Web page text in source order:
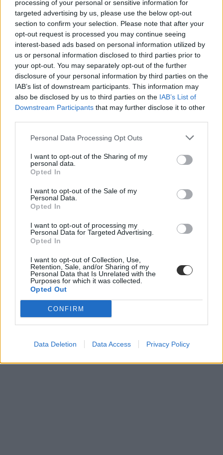
processing of your personal or sensitive information for
targeted advertising by us, please use the below opt-out
section to confirm your selection. Please note that after your
opt-out request is processed you may continue seeing
interest-based ads based on personal information utilized by
us or personal information disclosed to third parties prior to
your opt-out. You may separately opt-out of the further
disclosure of your personal information by third parties on the
IAB’s list of downstream participants. This information may
also be disclosed by us to third parties on the IAB’s List of
Downstream Participants that may further disclose it to other
Personal Data Processing Opt Outs
I want to opt-out of the Sharing of my
personal data.
Opted In
I want to opt-out of the Sale of my
Personal Data.
Opted In
I want to opt-out of processing my
Personal Data for Targeted Advertising.
Opted In
I want to opt-out of Collection, Use,
Retention, Sale, and/or Sharing of my
Personal Data that Is Unrelated with the
Purposes for which it was collected.
Opted Out
CONFIRM
Data Deletion Data Access Privacy Policy
BKV
kiállítás
metró
főváros
galéria